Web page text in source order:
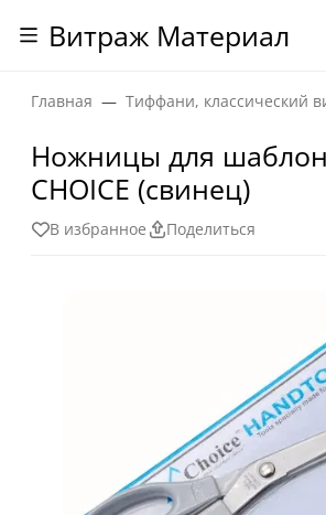
Витраж Материал
Главная Тиффани, классический
Ножницы для
CHOICE (свинец)
В избранное Поделиться